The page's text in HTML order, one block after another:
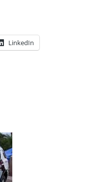
LinkedIn